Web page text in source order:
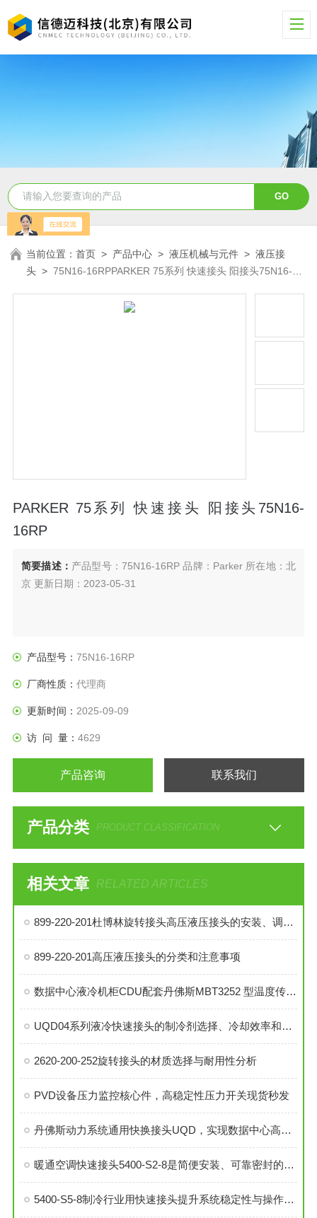
当前位置：首页 > 产品中心 >液压机械与元件 >液压接
头 >75N16-16RPPARKER 75系列 快速接头 阳接头75N16-
PARKER 75系列 快速接头 阳接头75N16-
16RP
简要描述： 产品型号：75N16-16RP 品牌：Parker 所在地：北
京 更新日期：2023-05-31
产品型号： 75N16-16RP
厂商性质： 代理商
更新时间： 2025-09-09
访 问 量： 4629
产品咨询 联系我们
产品分类 PRODUCT CLASSIFICATION
相关文章 RELATED ARTICLES
899-220-201杜博林旋转接头高压液压接头的安装、调试与维护技巧
899-220-201高压液压接头的分类和注意事项
数据中心液冷机柜CDU配套丹佛斯MBT3252 型温度传感器
UQD04系列液冷快速接头的制冷剂选择、冷却效率和可靠性分析
2620-200-252旋转接头的材质选择与耐用性分析
PVD设备压力监控核心件，高稳定性压力开关现货秒发
丹佛斯动力系统通用快换接头UQD，实现数据中心高效液冷
暖通空调快速接头5400-S2-8是简便安装、可靠密封的理想选择
5400-S5-8制冷行业用快速接头提升系统稳定性与操作便捷性